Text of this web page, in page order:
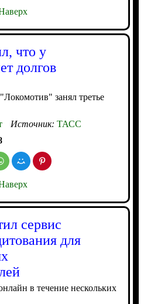
что у
долгов
занял третье
Источник: ТАСС
сервис
для
в течение нескольких